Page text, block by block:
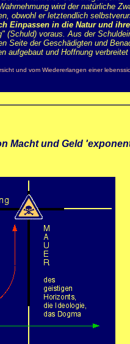
wird der natürliche
obwohl er letztendlich
Einpassen in die Natur und
voraus. Aus der
Seite der Geschädigten und
aufgebaut und Hoffnung verbreitet
und vom Wiedererlangen einer
Macht und Geld